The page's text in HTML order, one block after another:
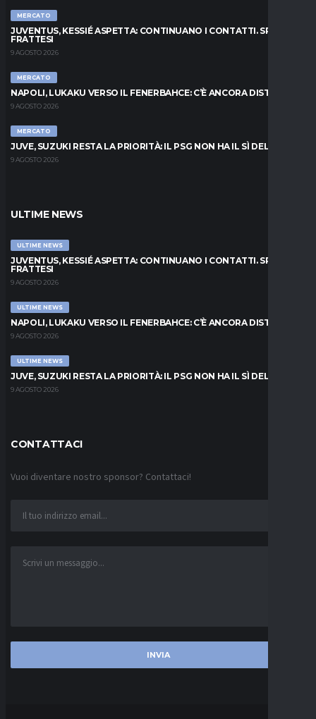
MERCATO
JUVENTUS, KESSIÉ ASPETTA: CONTINUANO I CONTATTI. SPUNTA
FRATTESI
9 AGOSTO 2026
MERCATO
NAPOLI, LUKAKU VERSO IL FENERBAHCE: C’È ANCORA DISTANZA
9 AGOSTO 2026
MERCATO
JUVE, SUZUKI RESTA LA PRIORITÀ: IL PSG NON HA IL SÌ DEL PARMA
9 AGOSTO 2026
ULTIME NEWS
ULTIME NEWS
JUVENTUS, KESSIÉ ASPETTA: CONTINUANO I CONTATTI. SPUNTA
FRATTESI
9 AGOSTO 2026
ULTIME NEWS
NAPOLI, LUKAKU VERSO IL FENERBAHCE: C’È ANCORA DISTANZA
9 AGOSTO 2026
ULTIME NEWS
JUVE, SUZUKI RESTA LA PRIORITÀ: IL PSG NON HA IL SÌ DEL PARMA
9 AGOSTO 2026
CONTATTACI
Vuoi diventare nostro sponsor? Contattaci!